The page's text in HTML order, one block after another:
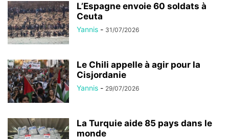
L’Espagne envoie 60 soldats à
Ceuta
Yannis - 31/07/2026
Le Chili appelle à agir pour la
Cisjordanie
Yannis - 29/07/2026
La Turquie aide 85 pays dans le
monde